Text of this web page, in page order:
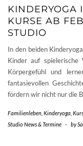
KINDERYOGA
KURSE AB
STUDIO
In den beiden
Kinder auf
Körpergefühl und
fantasievollen
fördern wir nicht nur die
Familienleben Kinderyoga
Studio News & Termine - by